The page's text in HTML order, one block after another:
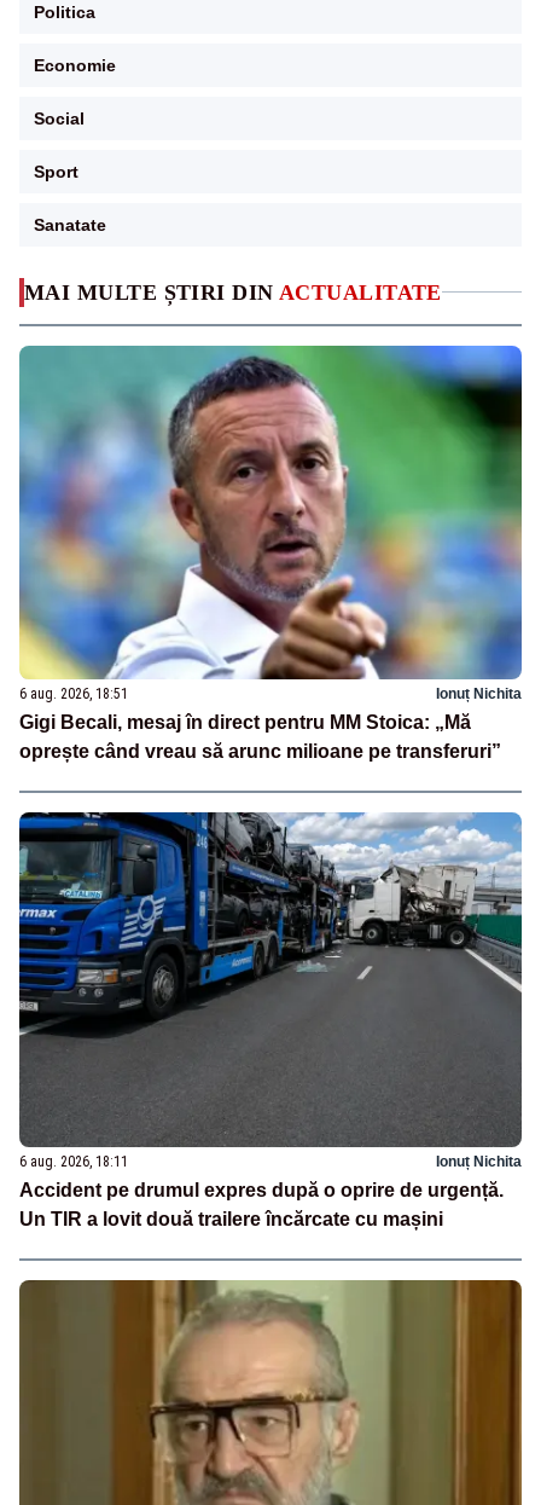
MAI MULTE ȘTIRI DIN ACTUALITATE
6 aug. 2026, 18:51 Ionuț Nichita
Gigi Becali, mesaj în direct pentru MM Stoica: „Mă
oprește când vreau să arunc milioane pe transferuri”
6 aug. 2026, 18:11 Ionuț Nichita
Accident pe drumul expres după o oprire de urgență.
Un TIR a lovit două trailere încărcate cu mașini
Politica
Economie
Social
Sport
Sanatate